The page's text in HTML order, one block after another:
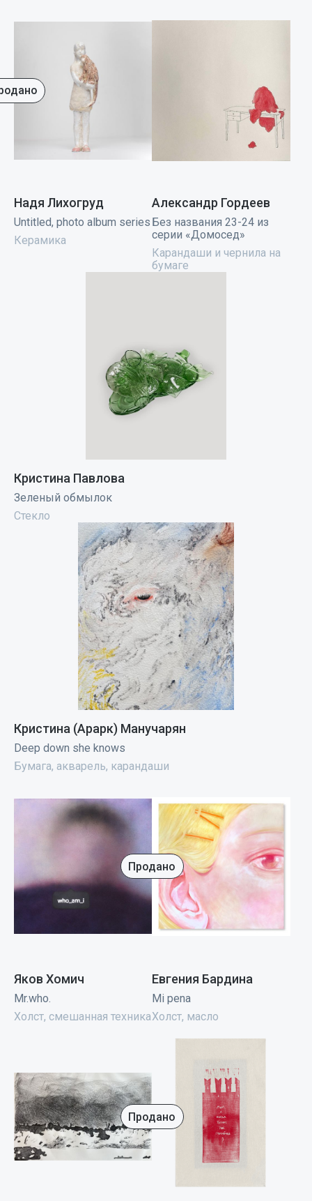
Надя Лихогруд
Untitled, photo album series
Керамика
Александр Гордеев
Без названия 23-24 из
серии «Домосед»
Карандаши и чернила на
бумаге
Кристина Павлова
Зеленый обмылок
Стекло
Кристина (Арарк) Манучарян
Deep down she knows
Бумага, акварель, карандаши
Яков Хомич
Mr.who.
Холст, смешанная техника
Продано
Евгения Бардина
Mi pena
Холст, масло
Продано